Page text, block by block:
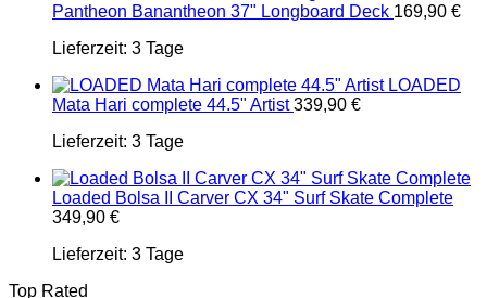
Pantheon Banantheon 37" Longboard Deck 169,90 €
Lieferzeit: 3 Tage
LOADED
Mata Hari complete 44.5" Artist 339,90 €
Lieferzeit: 3 Tage
Loaded Bolsa II Carver CX 34" Surf Skate Complete
349,90 €
Lieferzeit: 3 Tage
Top Rated